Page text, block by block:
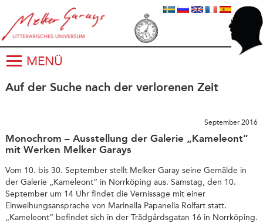
MENÜ
Auf der Suche nach der verlorenen Zeit
September 2016
Monochrom – Ausstellung der Galerie „Kameleont“
mit Werken Melker Garays
Vom 10. bis 30. September stellt Melker Garay seine Gemälde in
der Galerie „Kameleont“ in Norrköping aus. Samstag, den 10.
September um 14 Uhr findet die Vernissage mit einer
Einweihungsansprache von Marinella Papanella Rolfart statt.
„Kameleont“ befindet sich in der Trädgårdsgatan 16 in Norrköping.